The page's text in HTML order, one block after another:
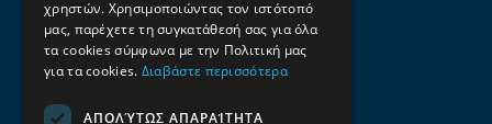
Emails
Contacts
χρηστών. Χρησιμοποιώντας τον ιστότοπό
μας, παρέχετε τη συγκατάθεσή σας για όλα
τα cookies σύμφωνα με την Πολιτική μας
για τα cookies. Διαβάστε περισσότερα
ΑΠΟΛΎΤΩΣ ΑΠΑΡΑΊΤΗΤΑ